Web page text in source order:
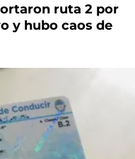
ruta 2 por
y hubo caos de